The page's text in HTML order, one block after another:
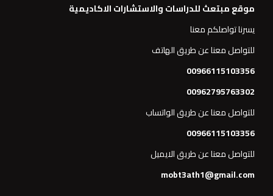
موقع مبتعث للدراسات والاستشارات الاكاديمية
يسرنا تواصلكم معنا
للتواصل معنا عن طريق الهاتف
00966115103356
00962795763302
للتواصل معنا عن طريق الواتساب
00966115103356
للتواصل معنا عن طريق الايميل
mobt3ath1@gmail.com